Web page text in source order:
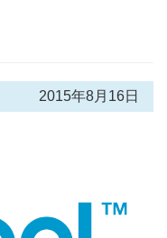
2015年8月16日